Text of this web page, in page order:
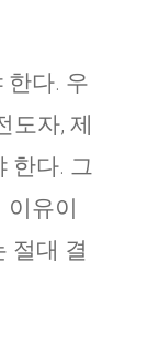
한다. 우
도자, 제
한다. 그
이유이
절대 결